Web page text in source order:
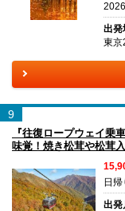
出発
東京
9
『往復ロープウェイ
味覚！焼き松茸や松茸
日帰
出発